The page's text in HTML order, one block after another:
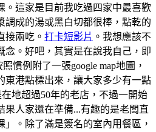
。這家是目前我吃過四家中最喜歡
調成的湯或黑白切都很棒，點乾的
接兩吃。 打卡短影片 。我想應該不
念。好吧，其實是在說我自己，即
慣例附了一張google map地圖，
東港點標出來，讓大家多少有一點
地超過50年的老店，不過一開始
果人家還在準備...有趣的是老闆直
。除了滿是簽名的室內用餐區，